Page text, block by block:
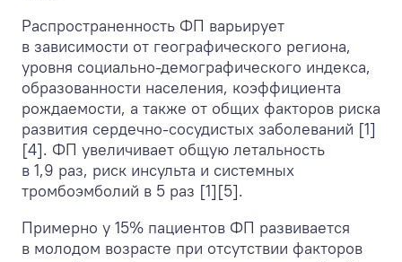
Распространенность ФП варьирует
в зависимости от географического региона,
уровня социально-демографического индекса,
образованности населения, коэффициента
рождаемости, а также от общих факторов риска
развития сердечно-сосудистых заболеваний [1]
[4]. ФП увеличивает общую летальность
в 1,9 раз, риск инсульта и системных
тромбоэмболий в 5 раз [1][5].
Примерно у 15% пациентов ФП развивается
в молодом возрасте при отсутствии факторов